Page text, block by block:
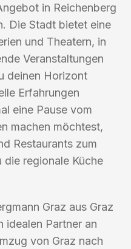
in Reichenberg
Die Stadt bietet eine
und Theatern, in
Veranstaltungen
deinen Horizont
Erfahrungen
eine Pause vom
machen möchtest,
Restaurants zum
die regionale Küche
Graz aus Graz
idealen Partner an
von Graz nach